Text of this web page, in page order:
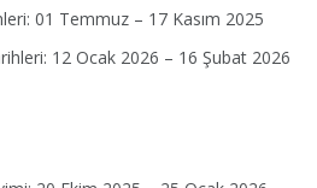
01 Temmuz – 17 Kasım 2025
12 Ocak 2026 – 16 Şubat 2026